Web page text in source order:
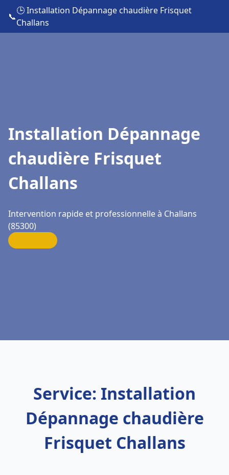
📞
🕒 Installation Dépannage chaudière Frisquet
Challans
Installation Dépannage
chaudière Frisquet
Challans
Intervention rapide et professionnelle à Challans
(85300)
Service: Installation
Dépannage chaudière
Frisquet Challans